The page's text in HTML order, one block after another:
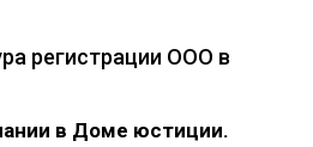
регистрации ООО в
в Доме юстиции.